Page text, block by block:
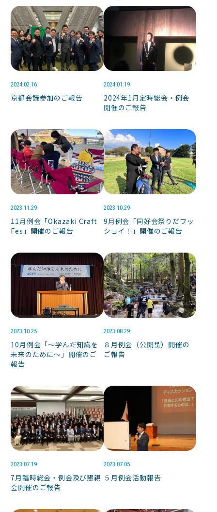
2024.02.16
京都会議参加のご報告
2024.01.19
2024年1月定時総会・例会
開催のご報告
2023.11.29
11月例会「Okazaki Craft
Fes」開催のご報告
2023.10.29
9月例会「同好会祭りだワッ
ショイ！」開催のご報告
2023.10.25
10月例会「～学んだ知識を
未来のために～」開催のご
報告
2023.08.29
８月例会（公開型）開催の
ご報告
2023.07.19
7月臨時総会・例会及び懇親
会開催のご報告
2023.07.05
５月例会活動報告